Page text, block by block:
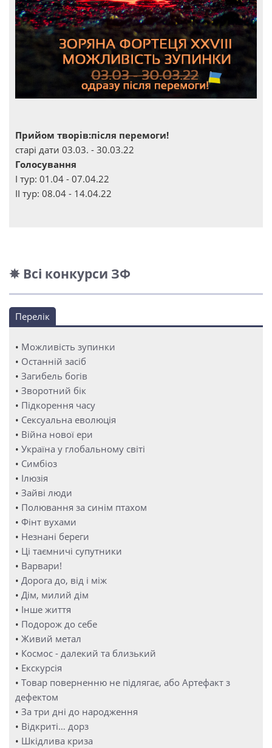
Прийом творів:після перемоги!
старі дати 03.03. - 30.03.22
Голосування
І тур: 01.04 - 07.04.22
ІІ тур: 08.04 - 14.04.22
✵ Всі конкурси ЗФ
Перелік
• Можливість зупинки
• Останній засіб
• Загибель богів
• Зворотний бік
• Підкорення часу
• Сексуальна еволюція
• Війна нової ери
• Україна у глобальному світі
• Симбіоз
• Ілюзія
• Зайві люди
• Полювання за синім птахом
• Фінт вухами
• Незнані береги
• Ці таємничі супутники
• Варвари!
• Дорога до, від і між
• Дім, милий дім
• Інше життя
• Подорож до себе
• Живий метал
• Космос - далекий та близький
• Екскурсія
• Товар поверненню не підлягає, або Артефакт з
дефектом
• За три дні до народження
• Відкриті… дорз
• Шкідлива криза